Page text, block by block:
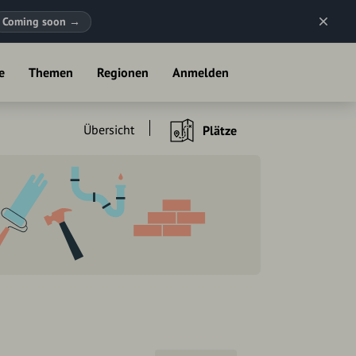
Coming soon →
Themen Regionen Anmelden
Übersicht Plätze